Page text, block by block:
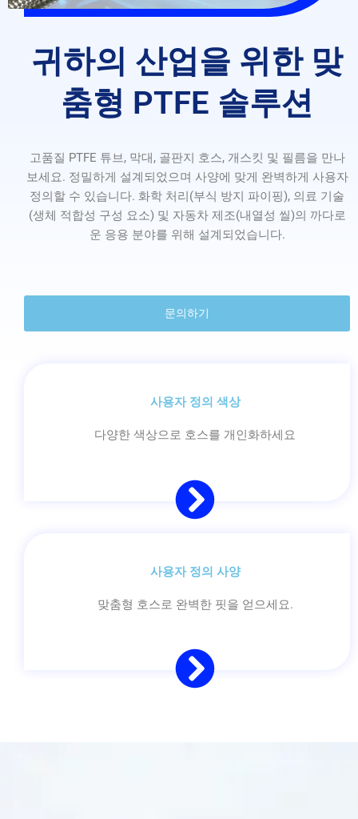
귀하의 산업을 위한 맞
춤형 PTFE 솔루션
고품질 PTFE 튜브, 막대, 골판지 호스, 개스킷 및 필름을 만나
보세요. 정밀하게 설계되었으며 사양에 맞게 완벽하게 사용자
정의할 수 있습니다. 화학 처리(부식 방지 파이핑), 의료 기술
(생체 적합성 구성 요소) 및 자동차 제조(내열성 씰)의 까다로
운 응용 분야를 위해 설계되었습니다.
문의하기
사용자 정의 색상
다양한 색상으로 호스를 개인화하세요
사용자 정의 사양
맞춤형 호스로 완벽한 핏을 얻으세요.